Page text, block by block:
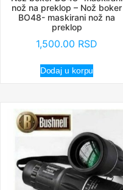
nož na preklop – Nož boker
BO48- maskirani nož na
preklop
1,500.00 RSD
Dodaj u korpu